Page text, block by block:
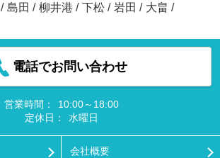
/ 島田 / 柳井港 / 下松 / 岩田 / 大畠 /
電話でお問い合わせ
営業時間：
10:00～18:00
定休日：
水曜日
会社概要